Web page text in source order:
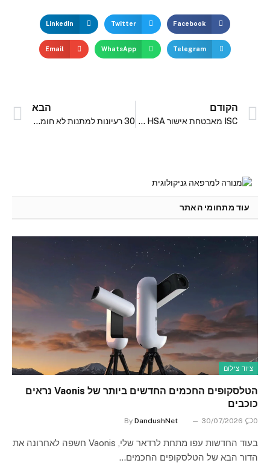
Facebook
Twitter
LinkedIn
Telegram
WhatsApp
Email
הקודם
ISC מאבטחת אישור HSA בסינגפור עבור תוכנת CystoSmart
הבא
30 רעיונות למתנות לא חומריות | אהבה של בית צעיר
עוד מתחומי האתר
ציוד צילום
הטלסקופים החכמים החדשים ביותר של Vaonis נראים
כוכבים
By DandushNet 30/07/2026 0
בעוד החדשות עפו מתחת לרדאר שלי, Vaonis חשפה לאחרונה את
הדור הבא של הטלסקופים החכמים…